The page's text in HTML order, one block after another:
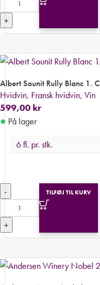
+
Albert Sounit Rully Blanc 1.
Hvidvin, Fransk hvidvin, Vin
599,00 kr
● På lager
6 fl. pr. stk.
-
+
TILFØJ TIL KURV